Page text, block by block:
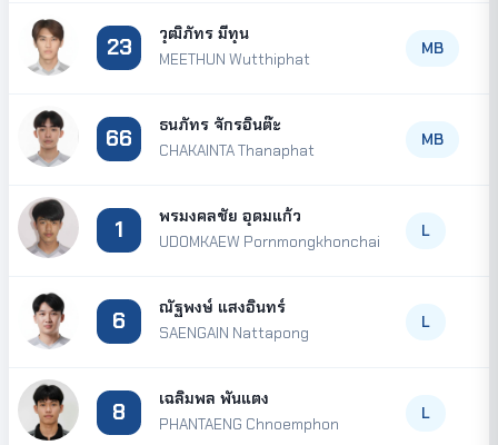
23 วุฒิภัทร มีทุน
MEETHUN Wutthiphat
MB
66 ธนภัทร จักรอินต๊ะ
CHAKAINTA Thanaphat
MB
1 พรมงคลชัย อุดมแก้ว
UDOMKAEW Pornmongkhonchai
L
6 ณัฐพงษ์ แสงอินทร์
SAENGAIN Nattapong
L
8 เฉลิมพล พันแตง
PHANTAENG Chnoemphon
L